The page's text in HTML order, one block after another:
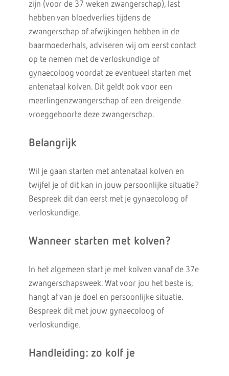
zijn (voor de 37 weken zwangerschap), last
hebben van bloedverlies tijdens de
zwangerschap of afwijkingen hebben in de
baarmoederhals, adviseren wij om eerst contact
op te nemen met de verloskundige of
gynaecoloog voordat ze eventueel starten met
antenataal kolven. Dit geldt ook voor een
meerlingenzwangerschap of een dreigende
vroeggeboorte deze zwangerschap.
Belangrijk
Wil je gaan starten met antenataal kolven en
twijfel je of dit kan in jouw persoonlijke situatie?
Bespreek dit dan eerst met je gynaecoloog of
verloskundige.
Wanneer starten met kolven?
In het algemeen start je met kolven vanaf de 37e
zwangerschapsweek. Wat voor jou het beste is,
hangt af van je doel en persoonlijke situatie.
Bespreek dit met jouw gynaecoloog of
verloskundige.
Handleiding: zo kolf je